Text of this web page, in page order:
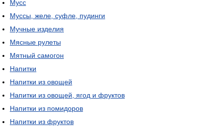
Мусс
Муссы, желе, суфле, пудинги
Мучные изделия
Мясные рулеты
Мятный самогон
Напитки
Напитки из овощей
Напитки из овощей, ягод и фруктов
Напитки из помидоров
Напитки из фруктов